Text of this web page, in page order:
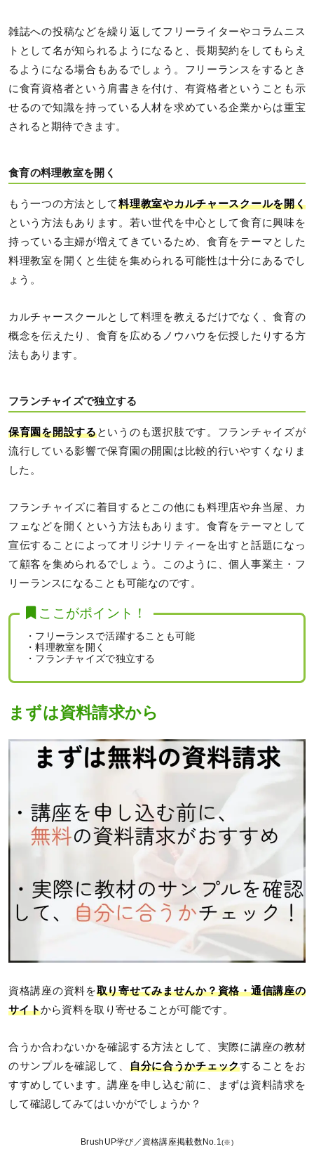
雑誌への投稿などを繰り返してフリーライターやコラムニス
トとして名が知られるようになると、長期契約をしてもらえ
るようになる場合もあるでしょう。フリーランスをするとき
に食育資格者という肩書きを付け、有資格者ということも示
せるので知識を持っている人材を求めている企業からは重宝
されると期待できます。
食育の料理教室を開く
もう一つの方法として料理教室やカルチャースクールを開く
という方法もあります。若い世代を中心として食育に興味を
持っている主婦が増えてきているため、食育をテーマとした
料理教室を開くと生徒を集められる可能性は十分にあるでし
ょう。
カルチャースクールとして料理を教えるだけでなく、食育の
概念を伝えたり、食育を広めるノウハウを伝授したりする方
法もあります。
フランチャイズで独立する
保育園を開設するというのも選択肢です。フランチャイズが
流行している影響で保育園の開園は比較的行いやすくなりま
した。
フランチャイズに着目するとこの他にも料理店や弁当屋、カ
フェなどを開くという方法もあります。食育をテーマとして
宣伝することによってオリジナリティーを出すと話題になっ
て顧客を集められるでしょう。このように、個人事業主・フ
リーランスになることも可能なのです。
ここがポイント！
・フリーランスで活躍することも可能
・料理教室を開く
・フランチャイズで独立する
まずは資料請求から
資格講座の資料を取り寄せてみませんか？資格・通信講座の
サイトから資料を取り寄せることが可能です。
合うか合わないかを確認する方法として、実際に講座の教材
のサンプルを確認して、 自分に合うかチェックすることをお
すすめしています。講座を申し込む前に、まずは資料請求を
して確認してみてはいかがでしょうか？
BrushUP学び／資格講座掲載数No.1(※)